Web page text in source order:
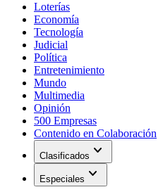
Loterías
Economía
Tecnología
Judicial
Política
Entretenimiento
Mundo
Multimedia
Opinión
500 Empresas
Contenido en Colaboración
Clasificados expand_more
Especiales expand_more